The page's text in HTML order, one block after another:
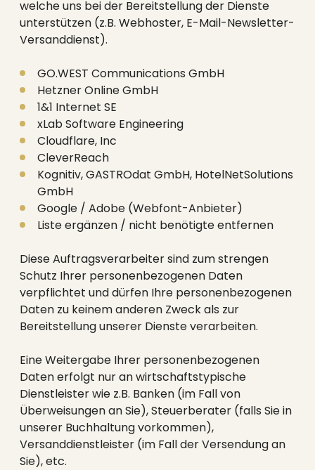
----
--
welche uns bei der Bereitstellung der Dienste
unterstützen (z.B. Webhoster, E-Mail-Newsletter-
Versanddienst).
GO.WEST Communications GmbH
Hetzner Online GmbH
1&1 Internet SE
xLab Software Engineering
Cloudflare, Inc
CleverReach
Kognitiv, GASTROdat GmbH, HotelNetSolutions
GmbH
Google / Adobe (Webfont-Anbieter)
Liste ergänzen / nicht benötigte entfernen
Diese Auftragsverarbeiter sind zum strengen
Schutz Ihrer personenbezogenen Daten
verpflichtet und dürfen Ihre personenbezogenen
Daten zu keinem anderen Zweck als zur
Bereitstellung unserer Dienste verarbeiten.
Eine Weitergabe Ihrer personenbezogenen
Daten erfolgt nur an wirtschaftstypische
Dienstleister wie z.B. Banken (im Fall von
Überweisungen an Sie), Steuerberater (falls Sie in
unserer Buchhaltung vorkommen),
Versanddienstleister (im Fall der Versendung an
Sie), etc.